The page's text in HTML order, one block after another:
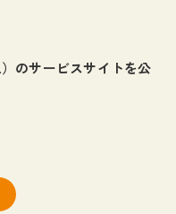
のサービスサイトを公